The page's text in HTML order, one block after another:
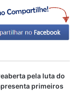
pela luta do
primeiros